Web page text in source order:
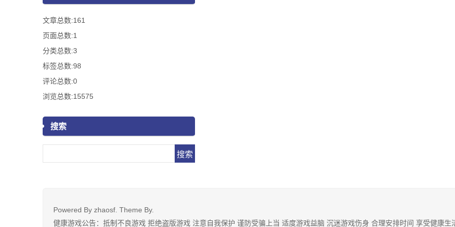
文章总数:161
页面总数:1
分类总数:3
标签总数:98
评论总数:0
浏览总数:15575
搜索
Powered By zhaosf. Theme By.
健康游戏公告：抵制不良游戏 拒绝盗版游戏 注意自我保护 谨防受骗上当 适度游戏益脑 沉迷游戏伤身 合理安排时间 享受健康生